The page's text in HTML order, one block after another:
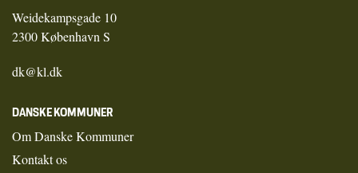
Weidekampsgade 10
2300 København S
dk@kl.dk
DANSKE KOMMUNER
Om Danske Kommuner
Kontakt os